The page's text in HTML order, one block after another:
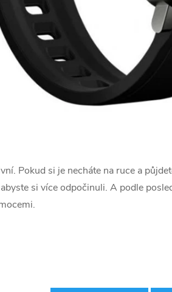
Pokud si je necháte na ruce a
si více odpočinuli. A podle